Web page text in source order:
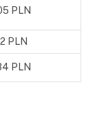
PLN
PLN
PLN